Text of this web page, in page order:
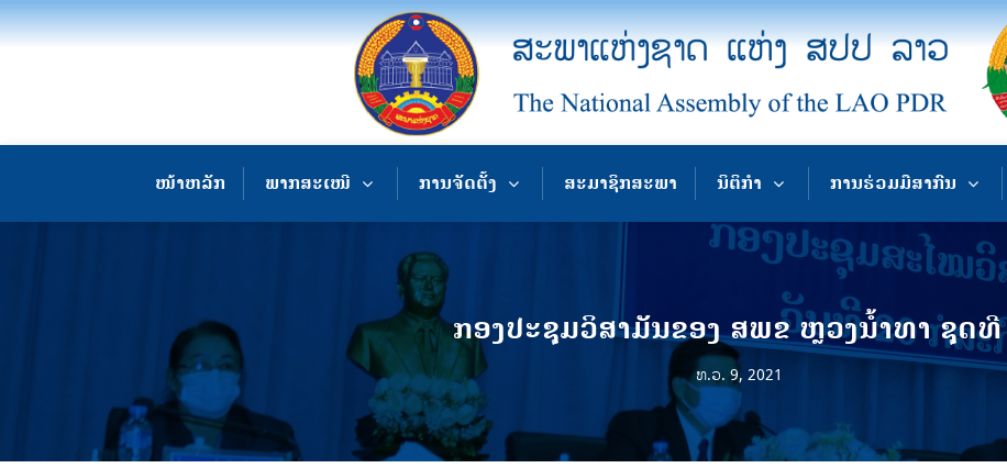
ໜ້າຫລັກ ພາກສະເໜີ ການຈັດຕັ້ງ ສະມາຊິກສະພາ ນິຕິກຳ ການຮ່ວມມືສາກົນ
ກອງປະຊຸມວິສາມັນຂອງ ສພຂ ຫຼວງນ້ຳທາ ຊຸດທີ
ທ.ວ. 9, 2021